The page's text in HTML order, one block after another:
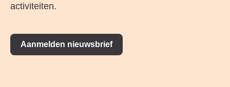
activiteiten.
Aanmelden nieuwsbrief